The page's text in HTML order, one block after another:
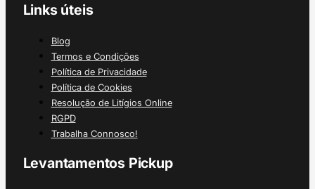
Links úteis
Blog
Termos e Condições
Política de Privacidade
Política de Cookies
Resolução de Litígios Online
RGPD
Trabalha Connosco!
Levantamentos Pickup